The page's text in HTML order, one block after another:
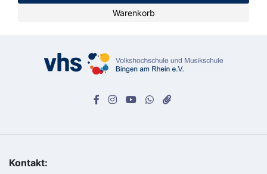
Warenkorb
Kontakt: